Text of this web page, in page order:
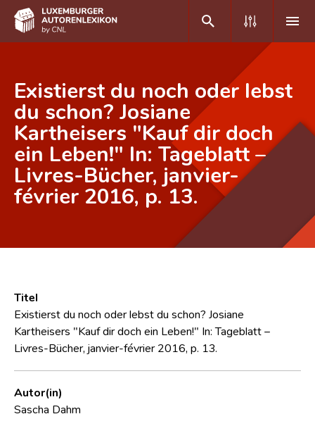
DE FR
Home
Autor(inn)en A-Z
Erweiterte Suche
CNL
Kontakt
Existierst du noch oder lebst
du schon? Josiane
Kartheisers "Kauf dir doch
ein Leben!" In: Tageblatt –
Livres-Bücher, janvier-
février 2016, p. 13.
Titel
Existierst du noch oder lebst du schon? Josiane
Kartheisers "Kauf dir doch ein Leben!" In: Tageblatt –
Livres-Bücher, janvier-février 2016, p. 13.
Autor(in)
Sascha Dahm